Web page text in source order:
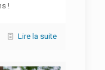
!
Lire la suite